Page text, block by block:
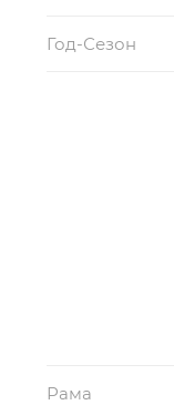
Год-Сезон
Рама